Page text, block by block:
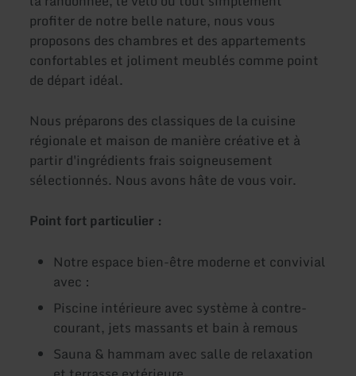
profiter de notre belle nature, nous vous
proposons des chambres et des appartements
confortables et joliment meublés comme point
de départ idéal.
Nous préparons des classiques de la cuisine
régionale et maison de manière créative et à
partir d'ingrédients frais soigneusement
sélectionnés. Nous avons hâte de vous voir.
Point fort particulier :
Notre espace bien-être moderne et convivial
avec :
Piscine intérieure avec système à contre-
courant, jets massants et bain à remous
Sauna & hammam avec salle de relaxation